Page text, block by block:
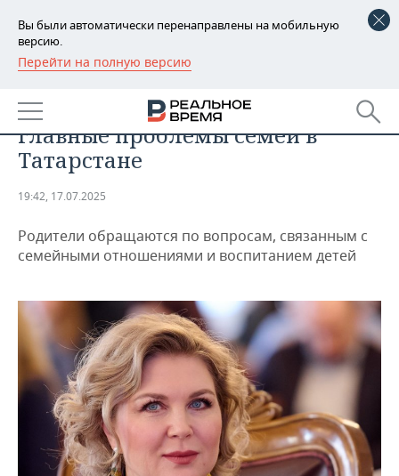
Вы были автоматически перенаправлены на мобильную
версию.
Перейти на полную версию
РЕГИОНЫ
БАШКОРТОСТАН
ТАТАРСТАН
НОВОСТИ
АНАЛИТИКА
ДЕКЛАРАЦИИ О ДОХОДАХ
ВУЗЫ ТАТАРСТАНА
КОМУ ПРИНАДЛЕЖАТ
ТОРГОВЫЕ ЦЕНТРЫ
ТАТАРСТАНА
НОВОСТИ ЭКОНОМИКИ
БАНКИ
БЮДЖЕТ
ИНВЕСТИЦИИ
ПРОМЫШЛЕННОСТЬ
АГРОПРОМ
МАШИНОСТРОЕНИЕ
НЕФТЕХИМИЯ
НЕФТЬ
НОВОСТИ НЕДВИЖИМОСТИ
АВТО
НОВОСТИ АВТО
БИЗНЕС
НОВОСТИ БИЗНЕСА
РОЗНИЧНАЯ ТОРГОВЛЯ
ТРАНСПОРТ
ТЕХНОЛОГИИ
НОВОСТИ ТЕХНОЛОГИЙ
МЕРОПРИЯТИЯ
НОВОСТИ МЕРОПРИЯТИЙ
Ирина Волынец обозначила
главные проблемы семей в
Татарстане
19:42, 17.07.2025
Родители обращаются по вопросам, связанным с
семейными отношениями и воспитанием детей